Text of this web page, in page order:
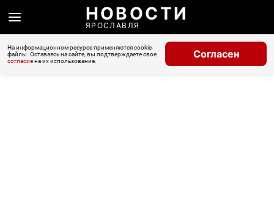
НОВОСТИ
ЯРОСЛАВЛЯ
На информационном ресурсе применяются cookie-
файлы. Оставаясь на сайте, вы подтверждаете свое
согласиена их использование.
Согласен